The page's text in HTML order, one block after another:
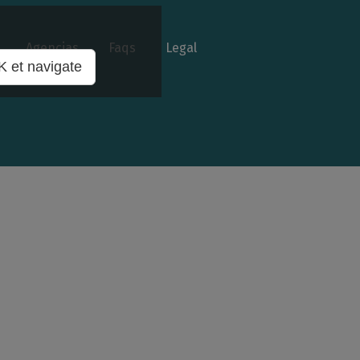
Agencias Faqs Legal
et navigate